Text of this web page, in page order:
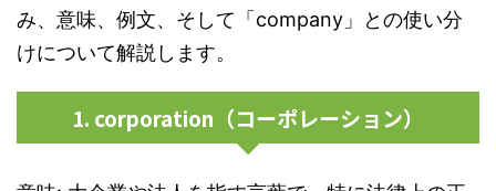
み、意味、例文、そして「company」との使い分
けについて解説します。
1. corporation（コーポレーション）